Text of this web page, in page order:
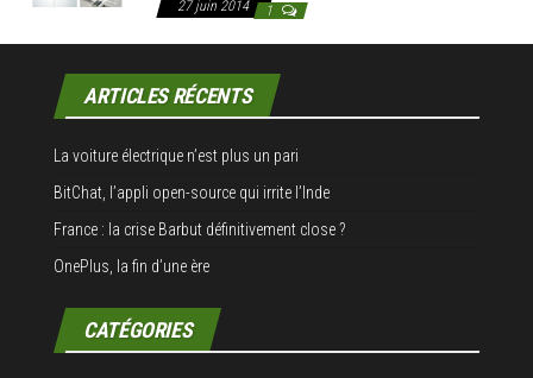
27 juin 2014 1
ARTICLES RÉCENTS
La voiture électrique n’est plus un pari
BitChat, l’appli open-source qui irrite l’Inde
France : la crise Barbut définitivement close ?
OnePlus, la fin d’une ère
CATÉGORIES